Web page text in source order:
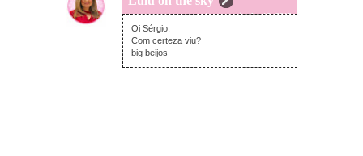
domingo, junho 16, 2019
Oi Sérgio,
Com certeza viu?
big beijos